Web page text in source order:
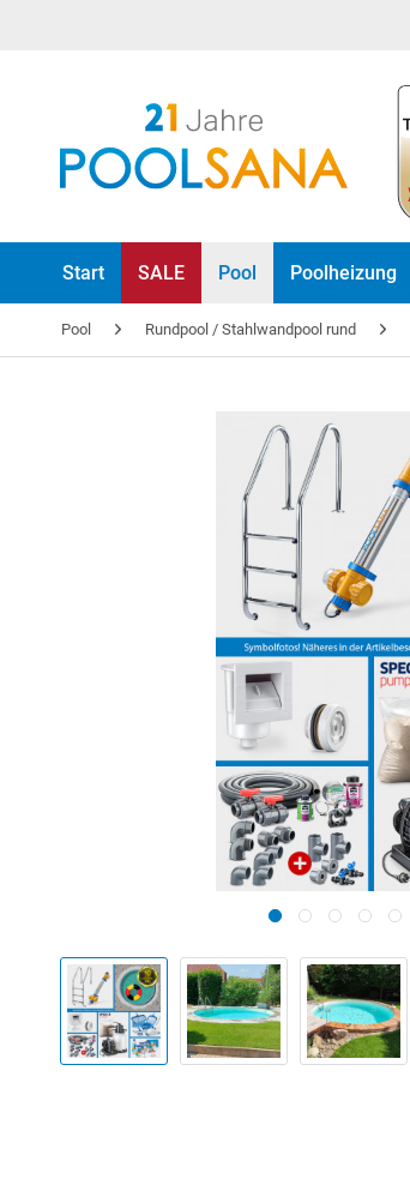
Start SALE Pool Poolheizung
Pool Rundpool / Stahlwandpool rund